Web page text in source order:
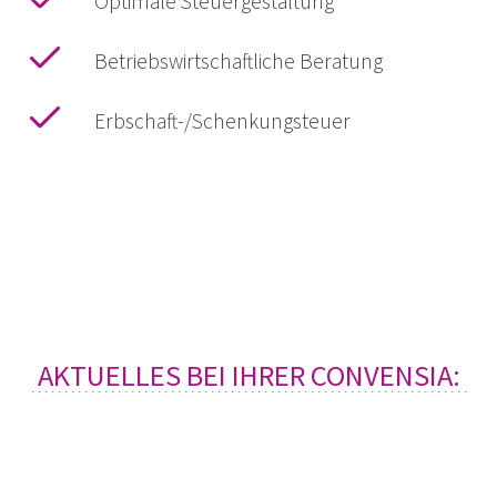
Betriebswirtschaftliche Beratung
Erbschaft-/Schenkungsteuer
AKTUELLES BEI IHRER CONVENSIA: